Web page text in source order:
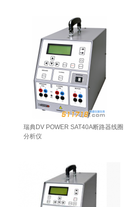
瑞典DV POWER SAT40A断路器线圈
分析仪